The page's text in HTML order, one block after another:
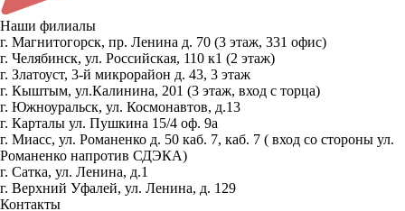
Наши филиалы
г. Магнитогорск, пр. Ленина д. 70 (3 этаж, 331 офис)
г. Челябинск, ул. Российская, 110 к1 (2 этаж)
г. Златоуст, 3-й микрорайон д. 43, 3 этаж
г. Кыштым, ул.Калинина, 201 (3 этаж, вход с торца)
г. Южноуральск, ул. Космонавтов, д.13
г. Карталы ул. Пушкина 15/4 оф. 9а
г. Миасс, ул. Романенко д. 50 каб. 7, каб. 7 ( вход со стороны ул.
Романенко напротив СДЭКА)
г. Сатка, ул. Ленина, д.1
г. Верхний Уфалей, ул. Ленина, д. 129
Контакты